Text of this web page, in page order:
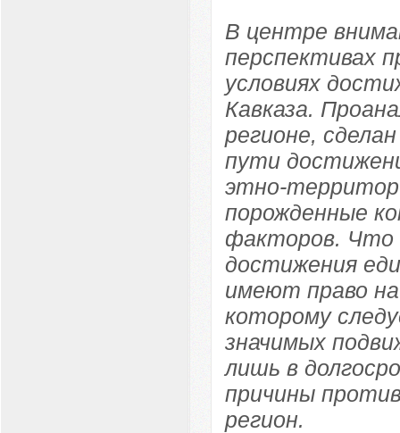
В центре
перспективах
условиях
Кавказа.
регионе,
пути
этно-
порожденные
факторов. Что
достижения
имеют право
которому
значимых
лишь в
причины
регион.